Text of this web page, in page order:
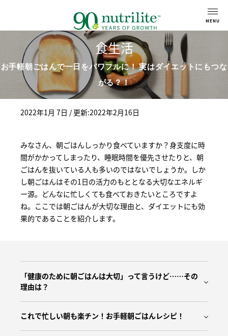
食生活
お手軽朝ごはんで一日をパワフルに！ 実はダイエットにもつな
がる？！
2022年1月 7日 / 更新:2022年2月16日
みなさん、朝ごはんしっかり食べていますか？身支度に時
間がかかってしまったり、睡眠時間を優先させたりと、朝
ごはんを抜いている人も多いのではないでしょうか。しか
し朝ごはんはその1日の活力のもととなる大切なエネルギ
ー源。どんなに忙しくても食べておきたいところですよ
ね。ここでは朝ごはんが大切な理由と、ダイエットにも効
果的であることを紹介します。
「健康のために朝ごはんは大切」って言うけど……その
理由は？
これで忙しい朝も楽チン！お手軽朝ごはんレシピ！